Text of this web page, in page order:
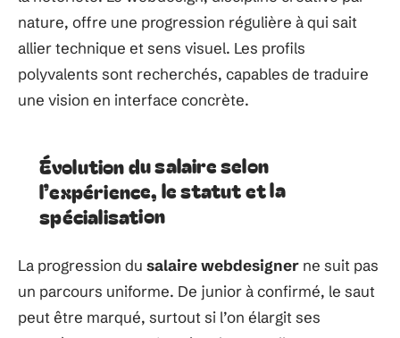
nature, offre une progression régulière à qui sait
allier technique et sens visuel. Les profils
polyvalents sont recherchés, capables de traduire
une vision en interface concrète.
Évolution du salaire selon
l’expérience, le statut et la
spécialisation
La progression du salaire webdesigner ne suit pas
un parcours uniforme. De junior à confirmé, le saut
peut être marqué, surtout si l’on élargit ses